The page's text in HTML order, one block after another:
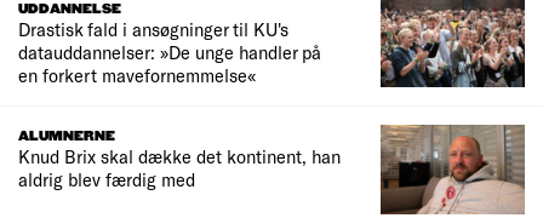
UDDANNELSE
Drastisk fald i ansøgninger til KU's
datauddannelser: »De unge handler på
en forkert mavefornemmelse«
ALUMNERNE
Knud Brix skal dække det kontinent, han
aldrig blev færdig med